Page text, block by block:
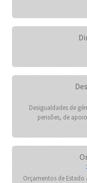
Desigualdades de
pensões, de
Orçamentos de